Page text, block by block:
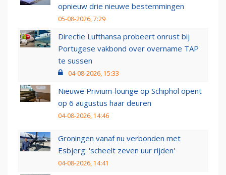
opnieuw drie nieuwe bestemmingen
05-08-2026, 7:29
Directie Lufthansa probeert onrust bij
Portugese vakbond over overname TAP
te sussen
04-08-2026, 15:33
Nieuwe Privium-lounge op Schiphol opent
op 6 augustus haar deuren
04-08-2026, 14:46
Groningen vanaf nu verbonden met
Esbjerg: 'scheelt zeven uur rijden'
04-08-2026, 14:41